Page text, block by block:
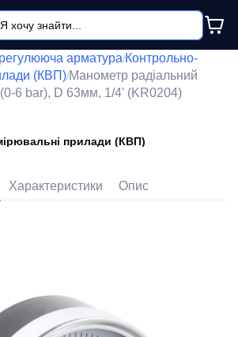
арматура/Контрольно-
(КВП)/Манометр радіальний
6 bar), D 63мм, 1/4' (KR0204)
прилади (КВП)
Характеристики Опис